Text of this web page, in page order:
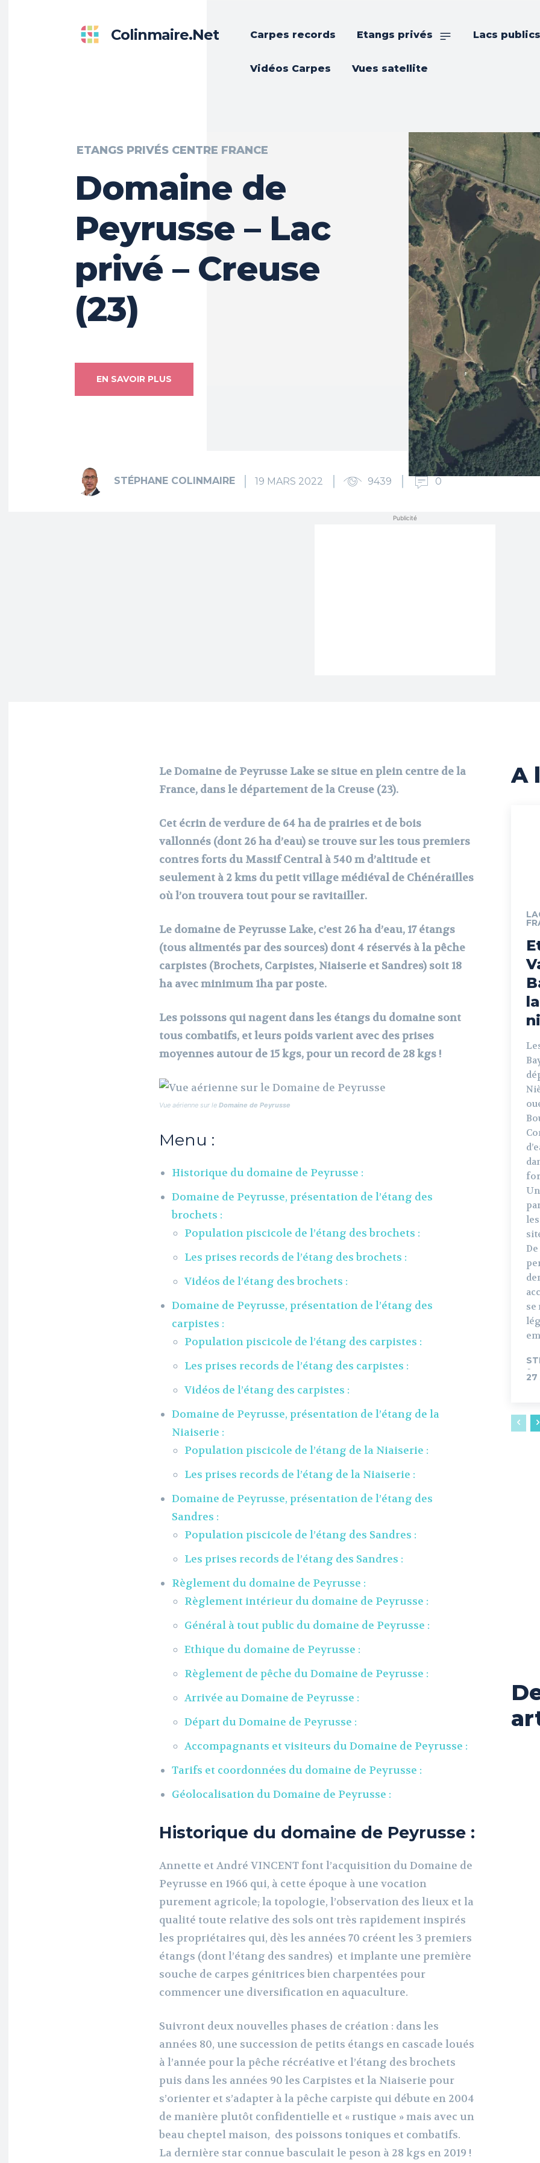
Colinmaire.net Carpes records Etangs privés Lacs publics
Vidéos Carpes Vues satellite
ETANGS PRIVÉS CENTRE FRANCE
Domaine de
Peyrusse – Lac
privé – Creuse
(23)
EN SAVOIR PLUS
STÉPHANE COLINMAIRE 19 MARS 2022 9439 0
Publicité
Le Domaine de Peyrusse Lake se situe en plein centre de la
France, dans le département de la Creuse (23).
Cet écrin de verdure de 64 ha de prairies et de bois
vallonnés (dont 26 ha d’eau) se trouve sur les tous premiers
contres forts du Massif Central à 540 m d’altitude et
seulement à 2 kms du petit village médiéval de Chénérailles
où l’on trouvera tout pour se ravitailler.
Le domaine de Peyrusse Lake, c’est 26 ha d’eau, 17 étangs
(tous alimentés par des sources) dont 4 réservés à la pêche
carpistes (Brochets, Carpistes, Niaiserie et Sandres) soit 18
ha avec minimum 1ha par poste.
Les poissons qui nagent dans les étangs du domaine sont
tous combatifs, et leurs poids varient avec des prises
moyennes autour de 15 kgs, pour un record de 28 kgs !
Vue aérienne sur le Domaine de Peyrusse
Menu :
Historique du domaine de Peyrusse :
Domaine de Peyrusse, présentation de l’étang des
brochets :
Population piscicole de l’étang des brochets :
Les prises records de l’étang des brochets :
Vidéos de l’étang des brochets :
Domaine de Peyrusse, présentation de l’étang des
carpistes :
Population piscicole de l’étang des carpistes :
Les prises records de l’étang des carpistes :
Vidéos de l’étang des carpistes :
Domaine de Peyrusse, présentation de l’étang de la
Niaiserie :
Population piscicole de l’étang de la Niaiserie :
Les prises records de l’étang de la Niaiserie :
Domaine de Peyrusse, présentation de l’étang des
Sandres :
Population piscicole de l’étang des Sandres :
Les prises records de l’étang des Sandres :
Règlement du domaine de Peyrusse :
Règlement intérieur du domaine de Peyrusse :
Général à tout public du domaine de Peyrusse :
Ethique du domaine de Peyrusse :
Règlement de pêche du Domaine de Peyrusse :
Arrivée au Domaine de Peyrusse :
Départ du Domaine de Peyrusse :
Accompagnants et visiteurs du Domaine de Peyrusse :
Tarifs et coordonnées du domaine de Peyrusse :
Géolocalisation du Domaine de Peyrusse :
Historique du domaine de Peyrusse :
Annette et André VINCENT font l’acquisition du Domaine de
Peyrusse en 1966 qui, à cette époque à une vocation
purement agricole,la topologie, l’observation des lieux et la
qualité toute relative des sols ont très rapidement inspirés
les propriétaires qui, dès les années 70 créent les 3 premiers
étangs (dont l’étang des sandres) et implante une première
souche de carpes génitrices bien charpentées pour
commencer une diversification en aquaculture.
Suivront deux nouvelles phases de création : dans les
années 80, une succession de petits étangs en cascade loués
à l’année pour la pêche récréative et l’étang des brochets
puis dans les années 90 les Carpistes et la Niaiserie pour
s’orienter et s’adapter à la pêche carpiste qui débute en 2004
de manière plutôt confidentielle et « rustique » mais avec un
beau cheptel maison, des poissons toniques et combatifs.
La dernière star connue basculait le peson à 28 kgs en 2019 !
A
se
-
27